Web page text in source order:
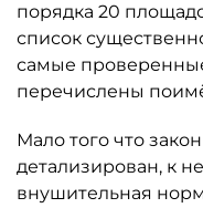
порядка 20
список
самые
перечислены
Мало того что
детализирован, к
внушительная